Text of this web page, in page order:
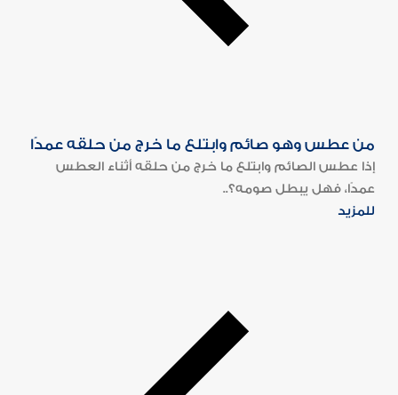
من عطس وهو صائم وابتلع ما خرج من حلقه عمدًا
إذا عطس الصائم وابتلع ما خرج من حلقه أثناء العطس
عمدًا، فهل يبطل صومه؟..
للمزيد